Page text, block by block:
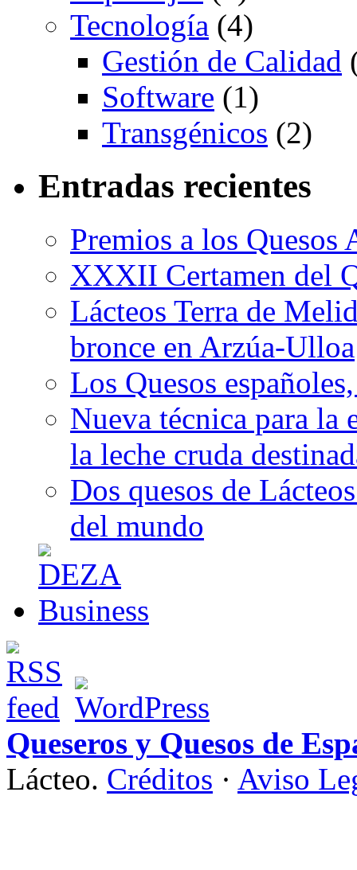
Tecnología (4)
Gestión de Calidad
Software (1)
Transgénicos (2)
Entradas recientes
Premios a los Quesos
XXXII Certamen del
Lácteos Terra de
bronce en Arzúa-Ulloa
Los Quesos
Nueva técnica para la
la leche cruda
Dos quesos de
del mundo
Queseros y Quesos de
Lácteo. Créditos · Aviso